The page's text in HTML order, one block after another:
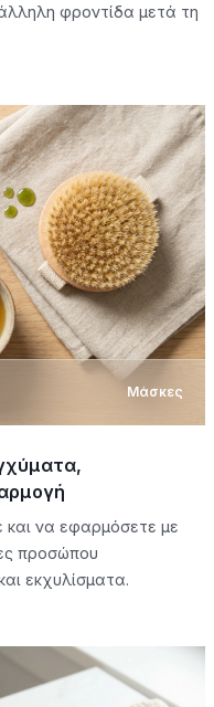
φροντίδα μετά τη
Μάσκες
να εφαρμόσετε με
προσώπου
εκχυλίσματα.